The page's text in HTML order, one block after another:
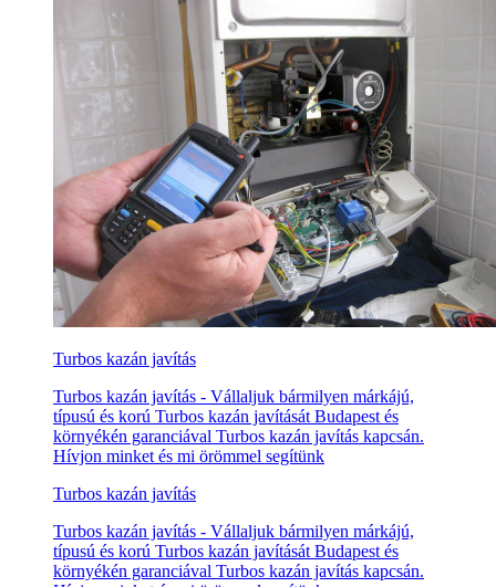
Turbos kazán javítás
Turbos kazán javítás - Vállaljuk bármilyen márkájú,
típusú és korú Turbos kazán javítását Budapest és
környékén garanciával Turbos kazán javítás kapcsán.
Hívjon minket és mi örömmel segítünk
Turbos kazán javítás
Turbos kazán javítás - Vállaljuk bármilyen márkájú,
típusú és korú Turbos kazán javítását Budapest és
környékén garanciával Turbos kazán javítás kapcsán.